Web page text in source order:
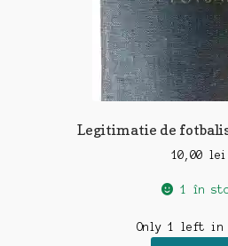
Legitimatie de
10,00 lei
1 în
Only 1 left in